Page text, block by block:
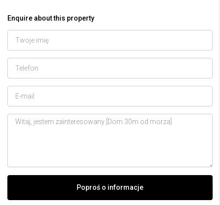
Enquire about this property
Poproś o informacje